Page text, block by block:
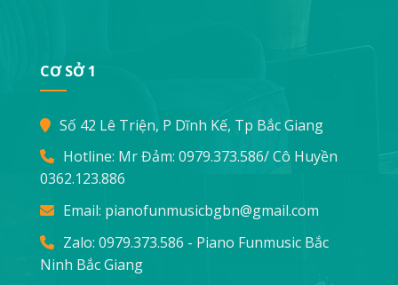
CƠ SỞ 1
Số 42 Lê Triện, P Dĩnh Kế, Tp Bắc Giang
Hotline: Mr Đảm: 0979.373.586/ Cô Huyền
0362.123.886
Email: pianofunmusicbgbn@gmail.com
Zalo: 0979.373.586 - Piano Funmusic Bắc
Ninh Bắc Giang